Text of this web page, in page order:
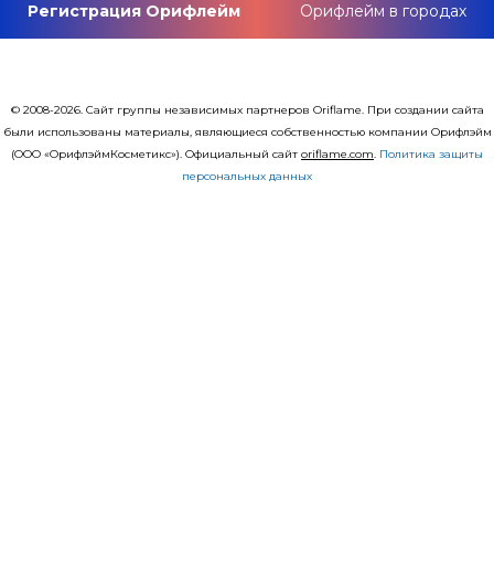
Регистрация Орифлейм
Орифлейм в городах
© 2008-2026. Сайт группы независимых партнеров Oriflame. При создании сайта
были использованы материалы, являющиеся собственностью компании Орифлэйм
(ООО «ОрифлэймКосметикс»). Официальный сайт оriflаme.com. Политика защиты
персональных данных